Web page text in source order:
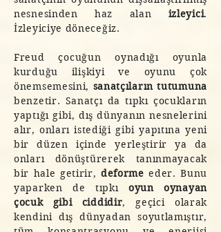
nesnesinden haz alan izleyici.
İzleyiciye döneceğiz.
Freud çocuğun oynadığı oyunla
kurduğu ilişkiyi ve oyunu çok
önemsemesini, sanatçıların tutumuna
benzetir. Sanatçı da tıpkı çocukların
yaptığı gibi, dış dünyanın nesnelerini
alır, onları istediği gibi yapıtına yeni
bir düzen içinde yerleştirir ya da
onları dönüştürerek tanınmayacak
bir hale getirir, deforme eder. Bunu
yaparken de tıpkı oyun oynayan
çocuk gibi ciddidir, geçici olarak
kendini dış dünyadan soyutlamıştır,